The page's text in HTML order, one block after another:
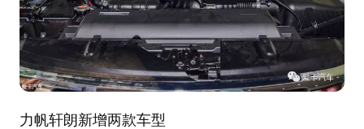
力帆轩朗新增两款车型